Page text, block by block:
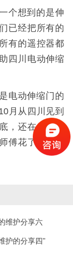
个想到的是伸
已经把所有的
有的遥控器都
四川电动伸缩
电动伸缩门的
月从四川见到
，还在质保期
傅花了半天时
维护分享六
护的分享四"